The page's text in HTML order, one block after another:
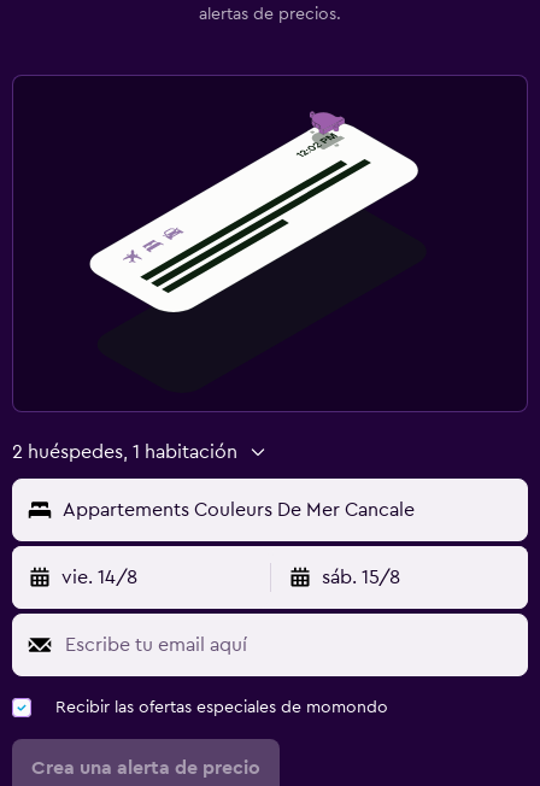
alertas de precios.
2 huéspedes, 1 habitación
Appartements Couleurs De Mer Cancale
vie. 14/8 sáb. 15/8
Recibir las ofertas especiales de momondo
Crea una alerta de precio